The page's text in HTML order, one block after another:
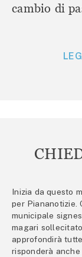
cambio di
Inizia da questo
per Piananotizie.
municipale
magari
approfondirà
risponderà